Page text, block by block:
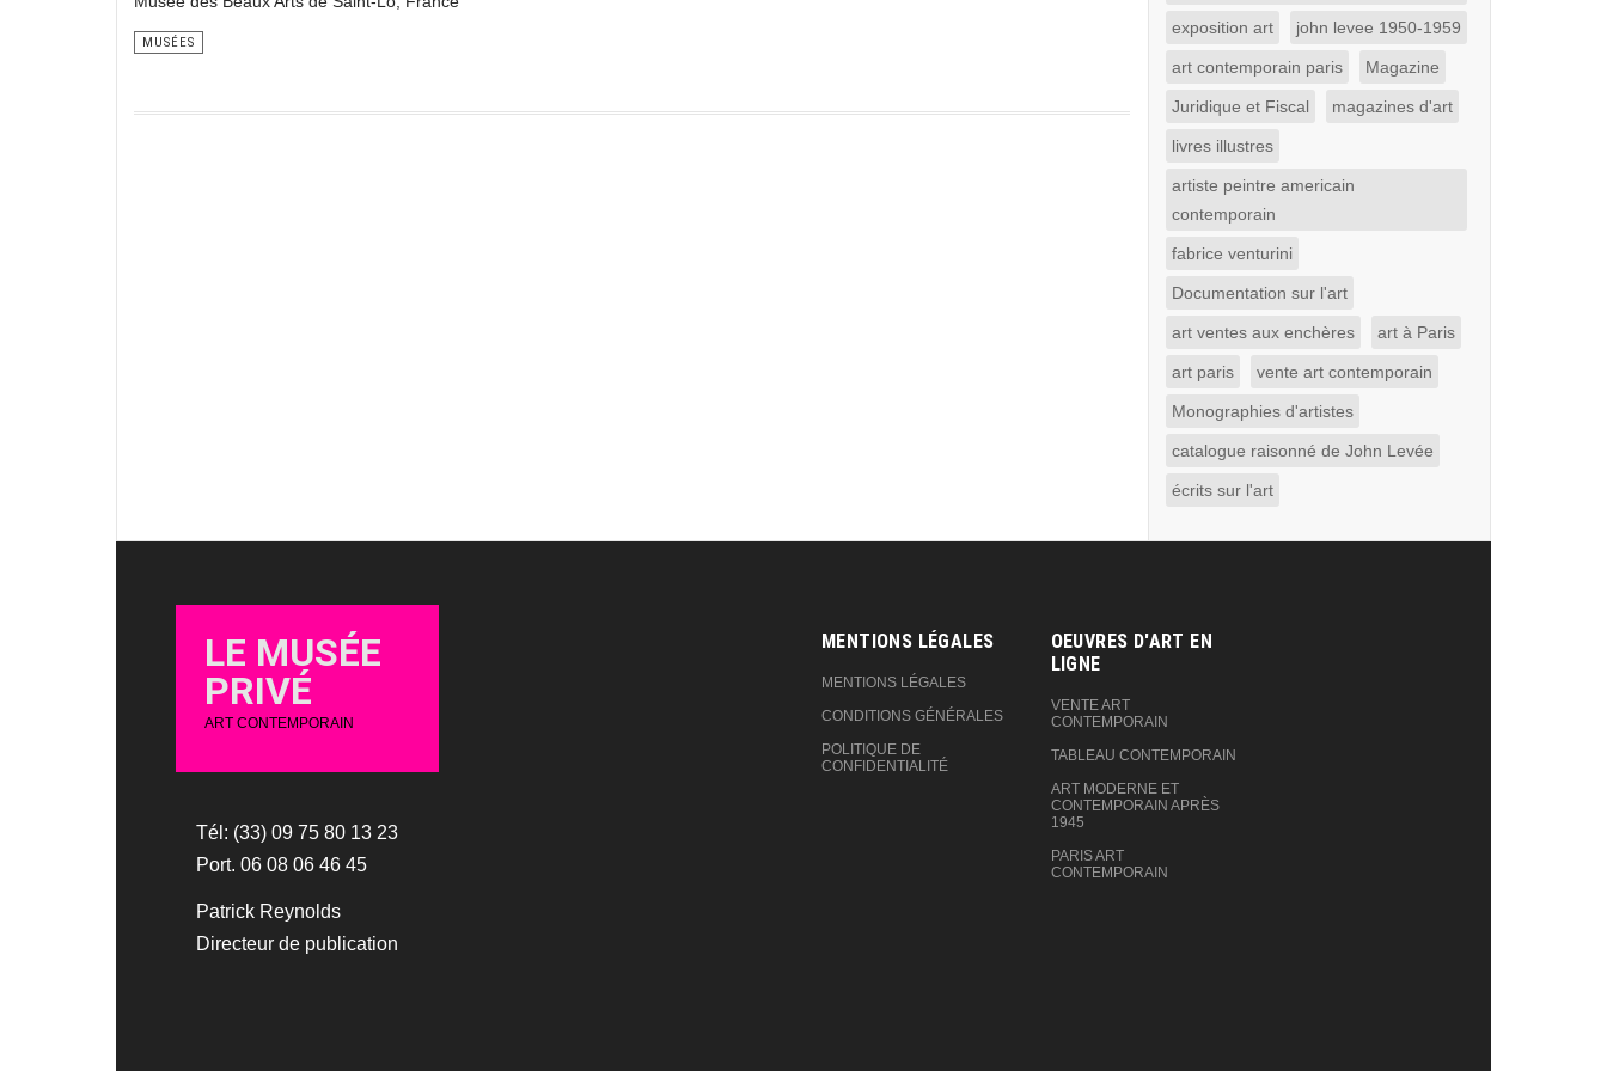
MUSÉES
exposition art john levee 1950-1959
art contemporain paris Magazine
Juridique et Fiscal magazines d'art
livres illustres
artiste peintre americain
contemporain
fabrice venturini
Documentation sur l'art
art ventes aux enchères art à Paris
art paris vente art contemporain
Monographies d'artistes
catalogue raisonné de John Levée
écrits sur l'art
LE MUSÉE
PRIVÉ
ART CONTEMPORAIN
Tél: (33) 09 75 80 13 23
Port. 06 08 06 46 45
Patrick Reynolds
Directeur de publication
MENTIONS LÉGALES
MENTIONS LÉGALES
CONDITIONS GÉNÉRALES
POLITIQUE DE
CONFIDENTIALITÉ
OEUVRES D'ART EN
LIGNE‎
VENTE ART
CONTEMPORAIN
TABLEAU CONTEMPORAIN
ART MODERNE ET
CONTEMPORAIN APRÈS
1945
PARIS ART
CONTEMPORAIN